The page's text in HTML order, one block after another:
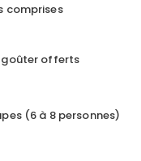
comprises
goûter offerts
(6 à 8 personnes)